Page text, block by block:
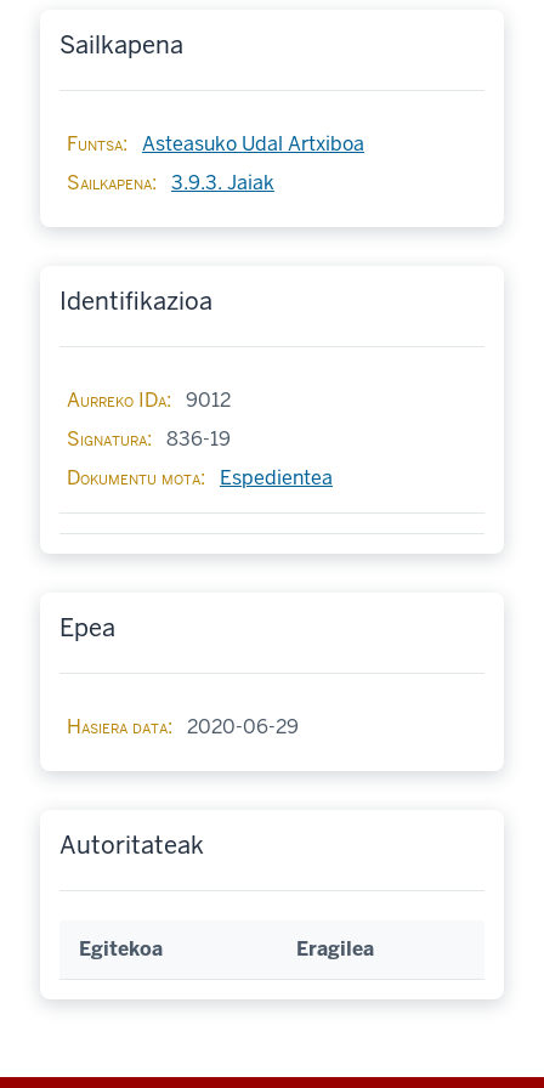
Sailkapena
Funtsa
Asteasuko Udal Artxiboa
Sailkapena
3.9.3. Jaiak
Identifikazioa
Aurreko IDa
9012
Signatura
836-19
Dokumentu mota
Espedientea
Epea
Hasiera data 2020-06-29
Autoritateak
Egitekoa Eragilea